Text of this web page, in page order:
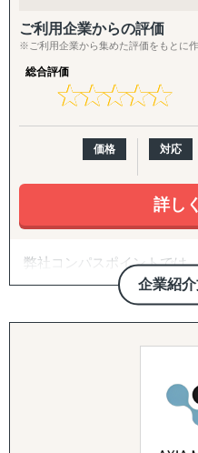
『LocaForce（ロカフォー
ビス』
↳ 海外営業支援TEAMによ
『LocaResearch（ロカリ
素材を収集する。
『セカイキョテン｜海外会
までをワンストップで代行
『ビザスル｜海外ビザ取得
↳ 就労ビザ・長期滞在ビザ
取得を現地連携でサポート
------------------------------------
◆以下は個別施策として各
ご利用企業からの評価
※ご利用企業から集めた評価をもとに
総合評価
★★★★★
★★★★★
価格 対応
詳し
企業紹
弊社コンパスポイントでは
ノウハウに加え、
貿易に関する知識と数多く
て
Amazonを中心とした国内
また、中小機構開のEC・IT